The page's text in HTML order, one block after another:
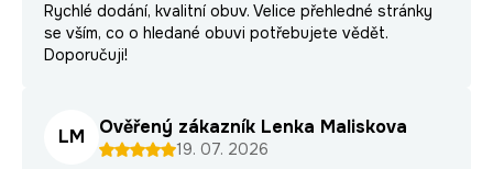
Rychlé dodání, kvalitní obuv. Velice přehledné stránky
se vším, co o hledané obuvi potřebujete vědět.
Doporučuji!
LM Ověřený zákazník Lenka Maliskova
19. 07. 2026